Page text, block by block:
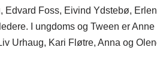
Edvard Foss, Eivind Ydstebø,
I ungdoms og Tween er
Urhaug, Kari Fløtre, Anna og